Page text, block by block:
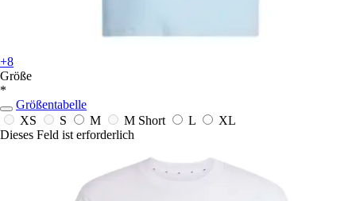
+8
Größe
*
Größentabelle
XS
S M M Short L
XL
Dieses Feld ist erforderlich